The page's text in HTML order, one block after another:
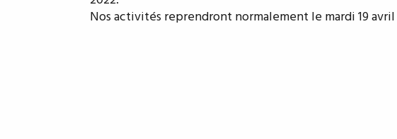
Nos activités reprendront normalement le mardi 19 avril